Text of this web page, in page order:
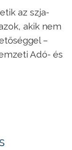
az szja-
akik nem
–
Adó- és